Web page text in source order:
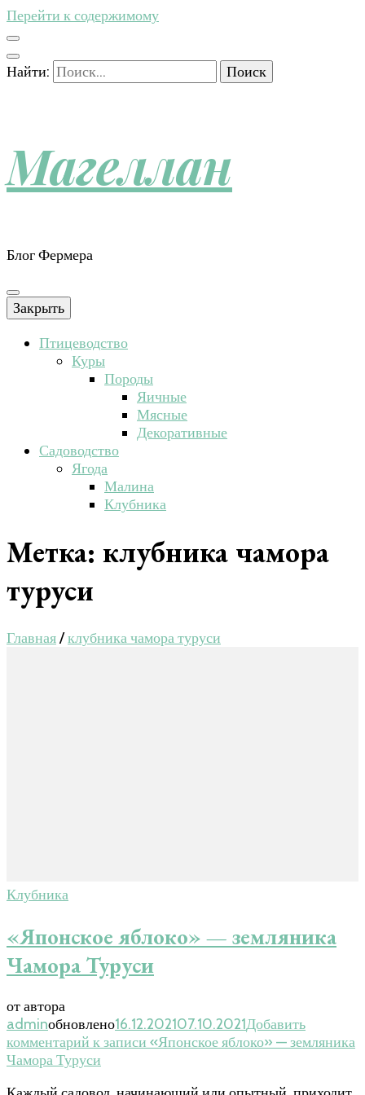
Перейти к содержимому
Найти:
Магеллан
Блог Фермера
Закрыть
Птицеводство
Куры
Породы
Яичные
Мясные
Декоративные
Садоводство
Ягода
Малина
Клубника
Метка: клубника чамора
туруси
Главная/клубника чамора туруси
Клубника
«Японское яблоко» — земляника
Чамора Туруси
от автора
adminобновлено16.12.202107.10.2021Добавить
комментарий к записи «Японское яблоко» — земляника
Чамора Туруси